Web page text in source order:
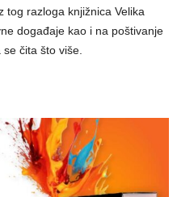
tog razloga knjižnica Velika
događaje kao i na poštivanje
čita što više.